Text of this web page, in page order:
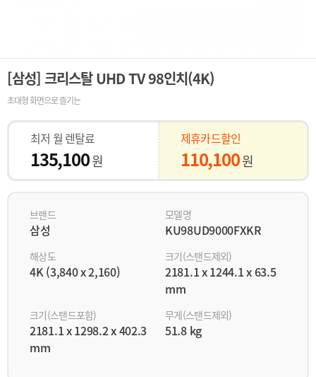
[삼성] 크리스탈 UHD TV 98인치(4K)
초대형 화면으로 즐기는
최저 월 렌탈료
135,100원
제휴카드할인
110,100원
브랜드
삼성
모델명
KU98UD9000FXKR
해상도
4K (3,840 x 2,160)
크기(스탠드제외)
2181.1 x 1244.1 x 63.5
mm
크기(스탠드포함)
2181.1 x 1298.2 x 402.3
mm
무게(스탠드제외)
51.8 kg